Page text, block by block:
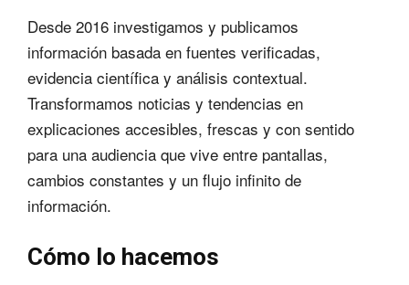
Desde 2016 investigamos y publicamos
información basada en fuentes verificadas,
evidencia científica y análisis contextual.
Transformamos noticias y tendencias en
explicaciones accesibles, frescas y con sentido
para una audiencia que vive entre pantallas,
cambios constantes y un flujo infinito de
información.
Cómo lo hacemos